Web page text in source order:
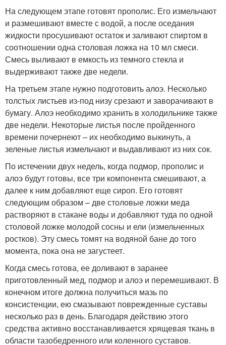
На следующем этапе готовят прополис. Его измельчают
и размешивают вместе с водой, а после оседания
жидкости просушивают остаток и заливают спиртом в
соотношении одна столовая ложка на 10 мл смеси.
Смесь выливают в емкость из темного стекла и
выдерживают также две недели.
На третьем этапе нужно подготовить алоэ. Несколько
толстых листьев из-под низу срезают и заворачивают в
бумагу. Алоэ необходимо хранить в холодильнике также
две недели. Некоторые листья после пройденного
времени почернеют – их необходимо выкинуть, а
зеленые листья измельчают и выдавливают из них сок.
По истечении двух недель, когда подмор, прополис и
алоэ будут готовы, все три компонента смешивают, а
далее к ним добавляют еще сироп. Его готовят
следующим образом – две столовые ложки меда
растворяют в стакане воды и добавляют туда по одной
столовой ложке молодой сосны и ели (измельченных
ростков). Эту смесь томят на водяной бане до того
момента, пока она не загустеет.
Когда смесь готова, ее доливают в заранее
приготовленный мед, подмор и алоэ и перемешивают. В
конечном итоге должна получиться мазь по
консистенции, ею смазывают поврежденные суставы
несколько раз в день. Благодаря действию этого
средства активно восстанавливается хрящевая ткань в
области тазобедренного или коленного суставов.